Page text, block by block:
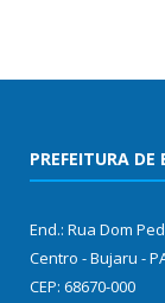
PREFEITURA DE
End.: Rua Dom
Centro - Bujaru -
CEP: 68670-000